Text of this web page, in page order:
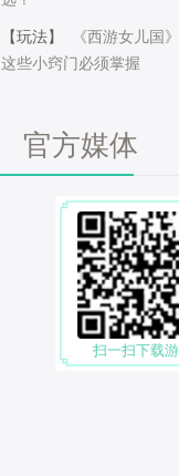
【玩法】 ​
《西游女儿国
这些小窍门必须掌握
官方媒体
扫一扫下载